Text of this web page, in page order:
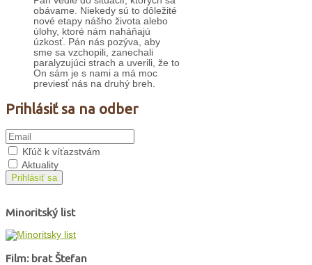
obávame. Niekedy sú to dôležité
nové etapy nášho života alebo
úlohy, ktoré nám naháňajú
úzkosť. Pán nás pozýva, aby
sme sa vzchopili, zanechali
paralyzujúci strach a uverili, že to
On sám je s nami a má moc
previesť nás na druhý breh.
Prihlásiť sa na odber
Kľúč k víťazstvám
Aktuality
Prihlásiť sa
Minoritský list
Film: brat Štefan